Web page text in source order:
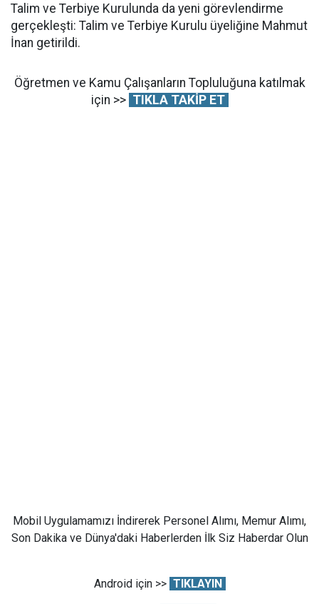
Talim ve Terbiye Kurulunda da yeni görevlendirme
gerçekleşti: Talim ve Terbiye Kurulu üyeliğine Mahmut
İnan getirildi.
Öğretmen ve Kamu Çalışanların Topluluğuna katılmak
için >> TIKLA TAKİP ET
Mobil Uygulamamızı İndirerek Personel Alımı, Memur Alımı,
Son Dakika ve Dünya'daki Haberlerden İlk Siz Haberdar Olun
Android için >> TIKLAYIN